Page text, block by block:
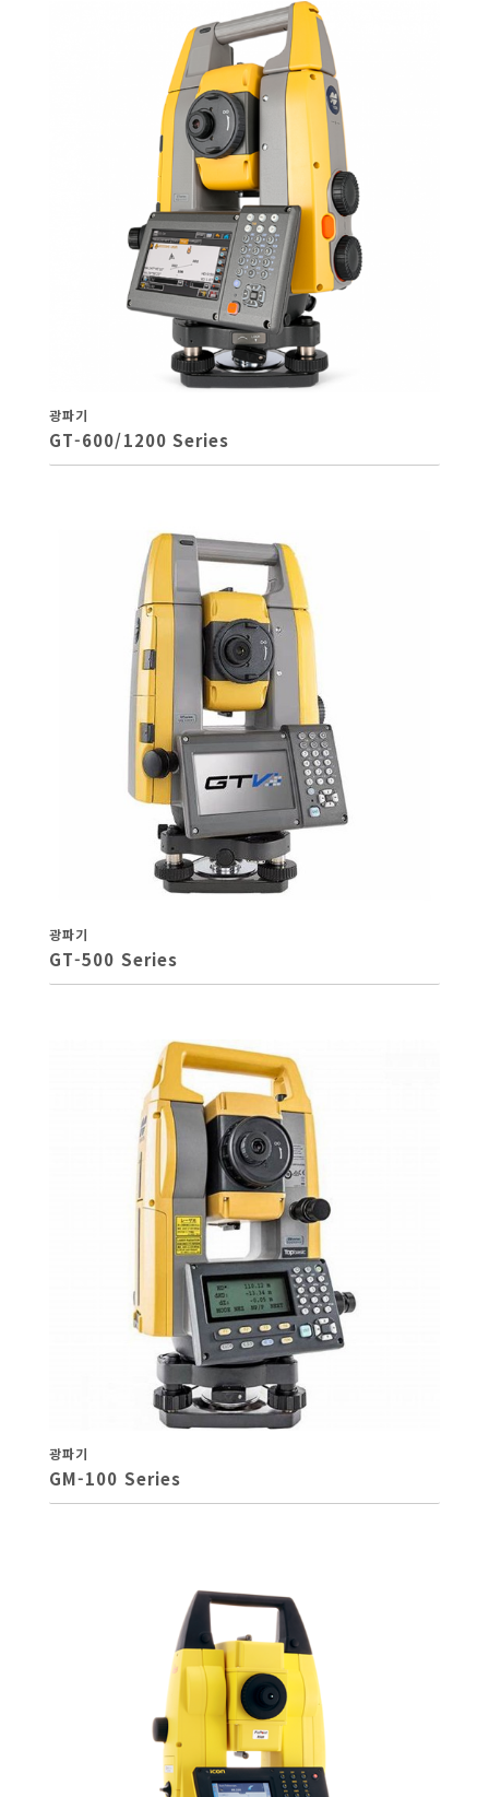
광파기
GT-600/1200 Series
광파기
GT-500 Series
광파기
GM-100 Series